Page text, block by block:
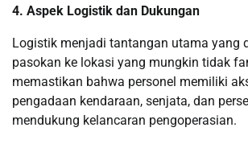
4. Aspek Logistik dan Dukungan
Logistik menjadi tantangan utama yang
pasokan ke lokasi yang mungkin tidak
memastikan bahwa personel memiliki
pengadaan kendaraan, senjata, dan
mendukung kelancaran pengoperasian.